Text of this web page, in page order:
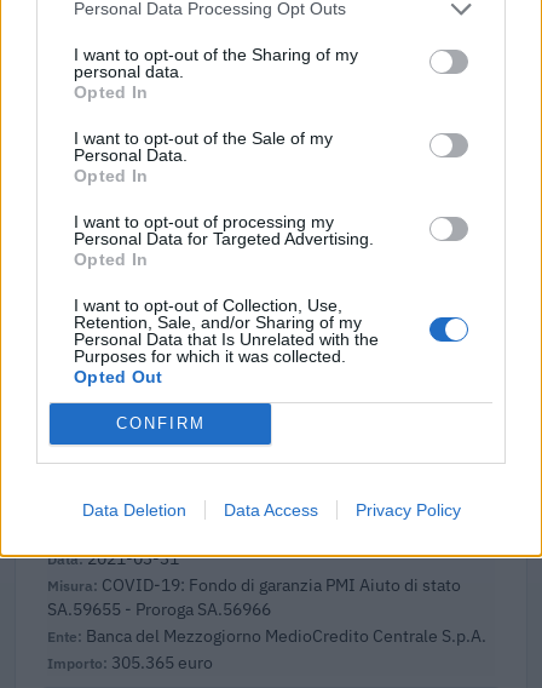
Personal Data Processing Opt Outs
I want to opt-out of the Sharing of my
personal data.
Opted In
I want to opt-out of the Sale of my
Personal Data.
Opted In
I want to opt-out of processing my
Personal Data for Targeted Advertising.
Opted In
I want to opt-out of Collection, Use,
Retention, Sale, and/or Sharing of my
Personal Data that Is Unrelated with the
Purposes for which it was collected.
Opted Out
CONFIRM
Data Deletion Data Access Privacy Policy
16.148 euro
2021-12-10
COVID-19: Fondo di garanzia PMI - Modifica
Banca del Mezzogiorno MedioCredito Centrale S.p.A.
202.224 euro
2021-09-07
Nuova Sabatini - Finanziamenti per l'acquisto di
nuovi macchinari, impianti e attrezzature da parte delle
piccole e medi
Ministero delle Imprese e del Made in Italy -
Dipartimento per le politiche per
7.014 euro
2021-07-23
Fondo di garanzia per le piccole e medie imprese
539.200 euro
2021-03-31
COVID-19: Fondo di garanzia PMI Aiuto di stato
SA.59655 - Proroga SA.56966
Banca del Mezzogiorno MedioCredito Centrale S.p.A.
305.365 euro